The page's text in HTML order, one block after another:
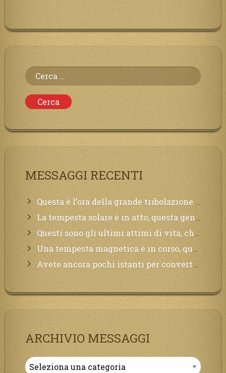
Ricerca
per:
MESSAGGI RECENTI
Questa è l’ora della grande tribolazione. Volgetemi il vostro cuore
La tempesta solare è in atto, questa generazione soffrirà molto, la Terra arderà, l’acqua sarà contaminata, il cibo non sarà più nelle vostre mense.
Questi sono gli ultimi attimi di vita, chi si vuole salvare Mi chiami in suo aiuto.
Una tempesta magnetica è in corso, questa generazione patirà. Il black out non tarderà ad arrivare e tutta la Terra sarà oscurata.
Avete ancora pochi istanti per convertirvi, non perdete tempo, la sciagura arriverà all’improvviso e per chi non si sarà preparato saranno dolori.
ARCHIVIO MESSAGGI
Archivio